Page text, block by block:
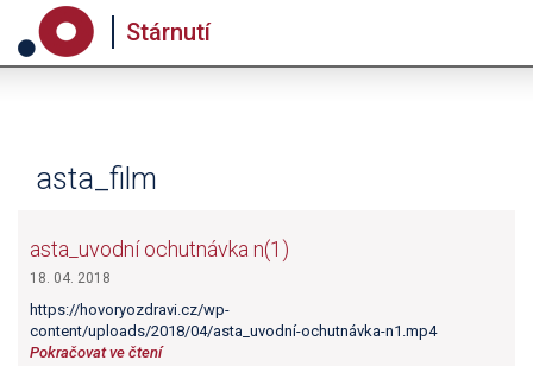
Stárnutí
asta_film
asta_uvodní ochutnávka n(1)
18. 04. 2018
https://hovoryozdravi.cz/wp-
content/uploads/2018/04/asta_uvodní-ochutnávka-n1.mp4
Pokračovat ve čtení